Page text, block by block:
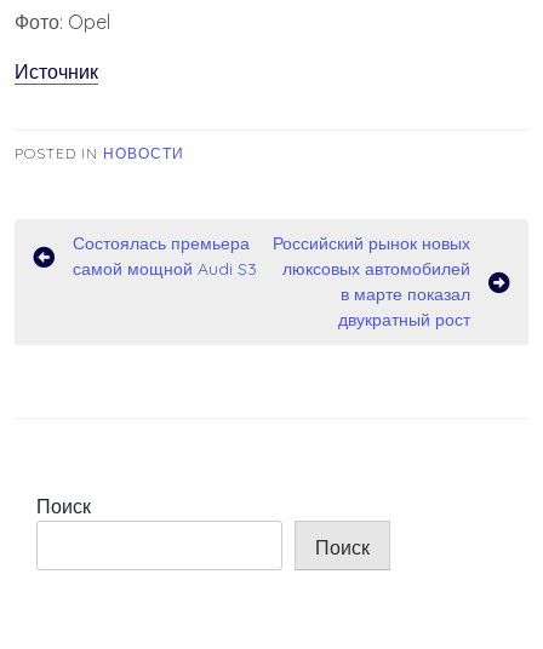
Фото: Opel
Источник
POSTED IN НОВОСТИ
Навигация
Состоялась премьера
самой мощной Audi S3
Российский рынок новых
люксовых автомобилей
в марте показал
двукратный рост
Поиск
Поиск